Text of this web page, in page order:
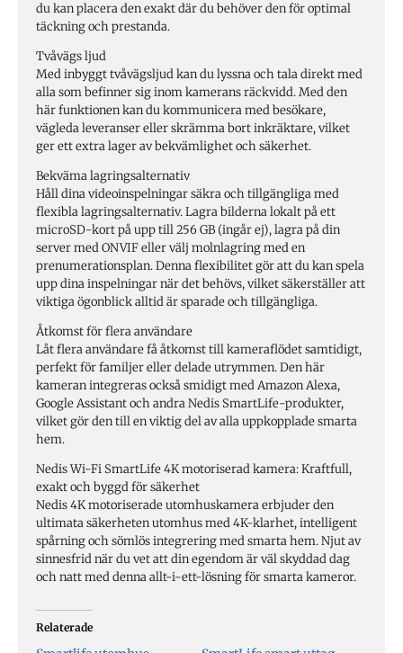
du kan placera den exakt där du behöver den för optimal
täckning och prestanda.
Tvåvägs ljud
Med inbyggt tvåvägsljud kan du lyssna och tala direkt med
alla som befinner sig inom kamerans räckvidd. Med den
här funktionen kan du kommunicera med besökare,
vägleda leveranser eller skrämma bort inkräktare, vilket
ger ett extra lager av bekvämlighet och säkerhet.
Bekväma lagringsalternativ
Håll dina videoinspelningar säkra och tillgängliga med
flexibla lagringsalternativ. Lagra bilderna lokalt på ett
microSD-kort på upp till 256 GB (ingår ej), lagra på din
server med ONVIF eller välj molnlagring med en
prenumerationsplan. Denna flexibilitet gör att du kan spela
upp dina inspelningar när det behövs, vilket säkerställer att
viktiga ögonblick alltid är sparade och tillgängliga.
Åtkomst för flera användare
Låt flera användare få åtkomst till kameraflödet samtidigt,
perfekt för familjer eller delade utrymmen. Den här
kameran integreras också smidigt med Amazon Alexa,
Google Assistant och andra Nedis SmartLife-produkter,
vilket gör den till en viktig del av alla uppkopplade smarta
hem.
Nedis Wi-Fi SmartLife 4K motoriserad kamera: Kraftfull,
exakt och byggd för säkerhet
Nedis 4K motoriserade utomhuskamera erbjuder den
ultimata säkerheten utomhus med 4K-klarhet, intelligent
spårning och sömlös integrering med smarta hem. Njut av
sinnesfrid när du vet att din egendom är väl skyddad dag
och natt med denna allt-i-ett-lösning för smarta kameror.
Relaterade